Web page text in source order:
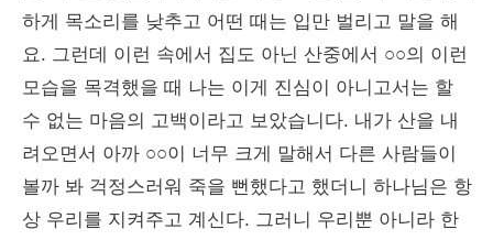
하게 목소리를 낮추고 어떤 때는 입만 벌리고 말을 해
요. 그런데 이런 속에서 집도 아닌 산중에서 ○○의 이런
모습을 목격했을 때 나는 이게 진심이 아니고서는 할
수 없는 마음의 고백이라고 보았습니다. 내가 산을 내
려오면서 아까 ○○이 너무 크게 말해서 다른 사람들이
볼까 봐 걱정스러워 죽을 뻔했다고 했더니 하나님은 항
상 우리를 지켜주고 계신다. 그러니 우리뿐 아니라 한